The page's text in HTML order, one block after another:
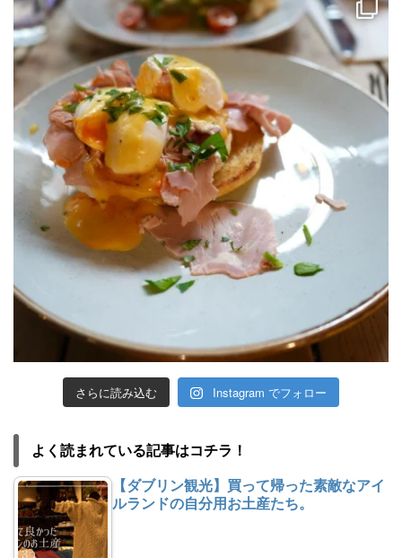
さらに読み込む Instagram でフォロー
よく読まれている記事はコチラ！
【ダブリン観光】買って帰った素敵なアイ
ルランドの自分用お土産たち。